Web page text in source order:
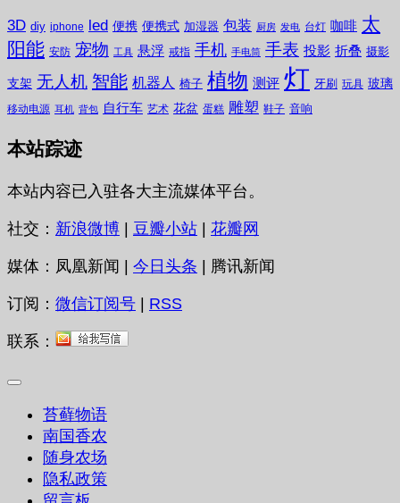
3D diy iphone led 便携 便携式 加湿器 包装 厨房 发电 台灯 咖啡 太
阳能 安防 宠物 工具 悬浮 戒指 手机 手电筒 手表 投影 折叠 摄影
支架 无人机 智能 机器人 椅子 植物 测评 灯 牙刷 玩具 玻璃
移动电源 耳机 背包 自行车 艺术 花盆 蛋糕 雕塑 鞋子 音响
本站踪迹
本站内容已入驻各大主流媒体平台。
社交： 新浪微博 豆瓣小站 花瓣网
媒体：凤凰新闻 | 今日头条 | 腾讯新闻
订阅： 微信订阅号 RSS
联系：
苔藓物语
南国香农
随身农场
隐私政策